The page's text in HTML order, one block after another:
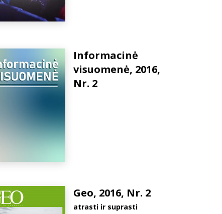
Informacinė
visuomenė, 2016,
Nr. 2
Geo, 2016, Nr. 2
atrasti ir suprasti